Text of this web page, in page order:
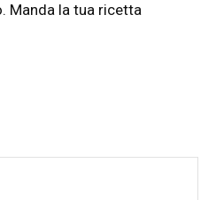
Manda la tua ricetta